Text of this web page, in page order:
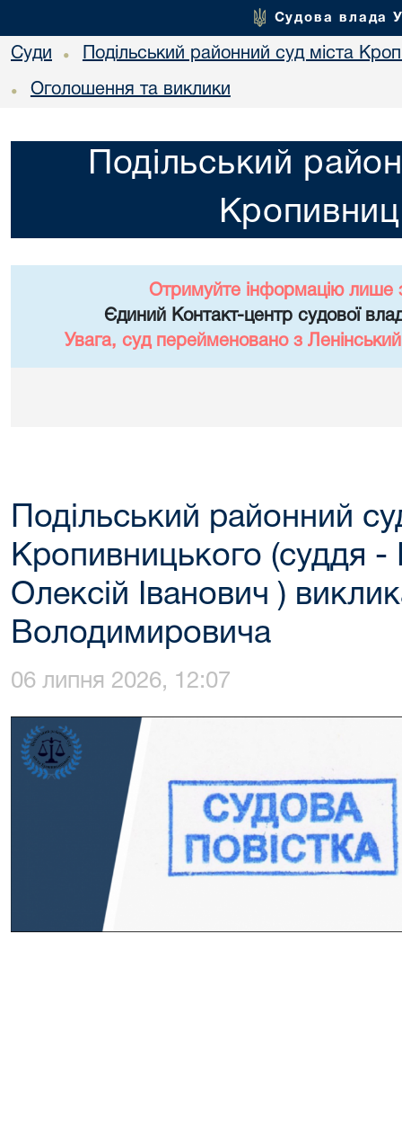
Судова влада
Суди • Подільський районний суд міста
• Оголошення та виклики
Подільський
Отримуйте інформацію лише
Єдиний Контакт-центр судової
Увага, суд перейменовано з
Подільський районний
Кропивницького (суддя -
Олексій Іванович )
Володимировича
06 липня 2026, 12:07